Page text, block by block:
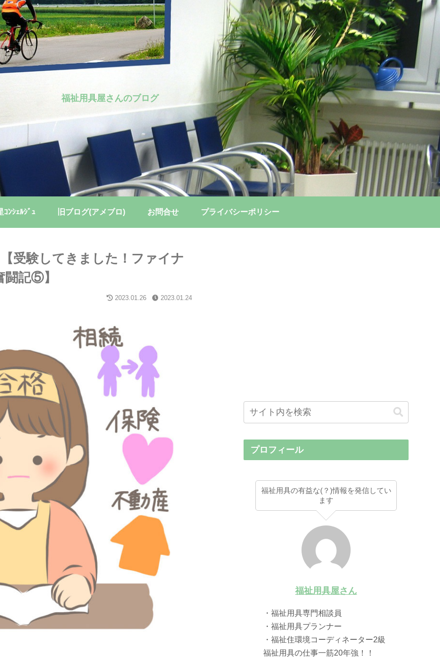
福祉用具屋さんのブログ
ﾝｼｪﾙｼﾞｭ 旧ブログ(アメブロ) お問合せ プライバシーポリシー
受験してきました！ファイナ
記⑤】
2023.01.26 2023.01.24
プロフィール
福祉用具の有益な(？)情報を発信してい
ます
福祉用具屋さん
・福祉用具専門相談員
・福祉用具プランナー
・福祉住環境コーディネーター2級
福祉用具の仕事一筋20年強！！